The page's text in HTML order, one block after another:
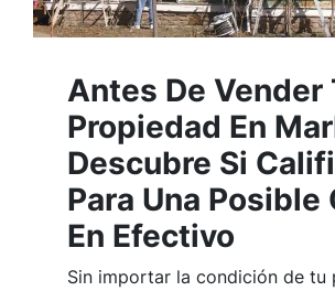
Antes De Vender
Propiedad En
Descubre Si
Para Una Posible
En Efectivo
Sin importar la condición de tu